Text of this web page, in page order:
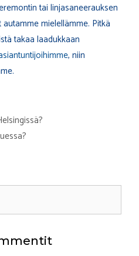
tai linjasaneerauksen
mielellämme. Pitkä
takaa laadukkaan
, niin